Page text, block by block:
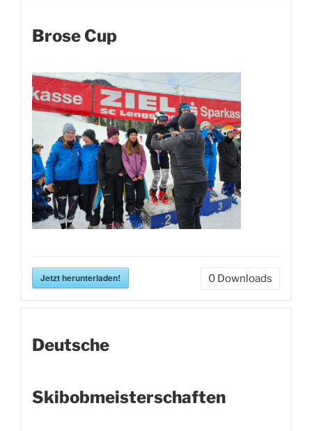
Brose Cup
Jetzt herunterladen! 0 Downloads
Deutsche
Skibobmeisterschaften